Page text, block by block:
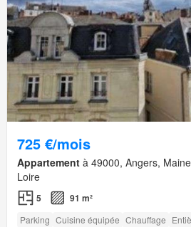
725 €/mois
Appartement à 49000, Angers,
Loire
5 91 m²
Parking Cuisine équipée Chauffage